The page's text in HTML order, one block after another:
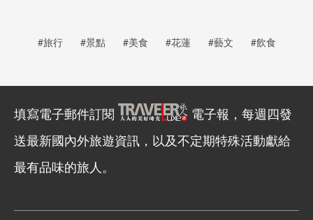
#旅行 #景點 #美食 #花蓮 #藝文 #飲食
填寫電子郵件訂閱
電子報，每週四發
送最新國內外旅遊資訊，以及不定期特殊活動獻給
最有品味的旅人。